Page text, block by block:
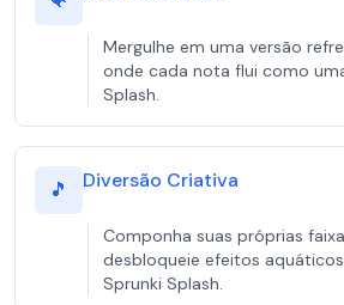
Mergulhe em uma versão
onde cada nota flui como
Splash.
🎵 Diversão Criativa
Componha suas próprias
desbloqueie efeitos
Sprunki Splash.